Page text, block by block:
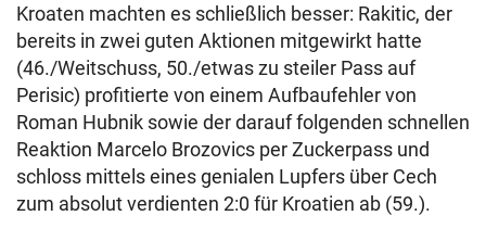
Kroaten machten es schließlich besser: Rakitic, der
bereits in zwei guten Aktionen mitgewirkt hatte
(46./Weitschuss, 50./etwas zu steiler Pass auf
Perisic) profitierte von einem Aufbaufehler von
Roman Hubnik sowie der darauf folgenden schnellen
Reaktion Marcelo Brozovics per Zuckerpass und
schloss mittels eines genialen Lupfers über Cech
zum absolut verdienten 2:0 für Kroatien ab (59.).